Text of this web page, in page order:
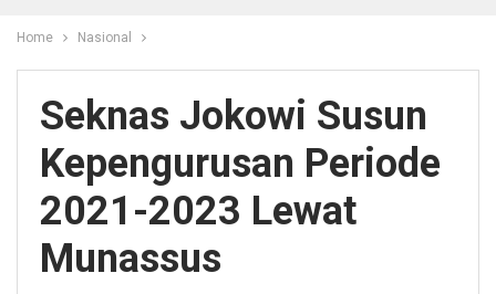
Home Nasional
Seknas Jokowi Susun
Kepengurusan Periode
2021-2023 Lewat
Munassus